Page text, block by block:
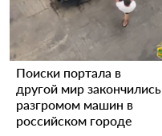
Поиски портала в
другой мир закончились
разгромом машин в
российском городе